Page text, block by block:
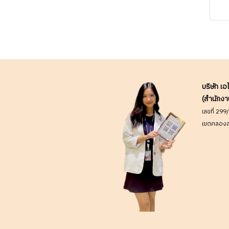
บริษัท เ
(สำนักง
เลขที่
เขตคลอง